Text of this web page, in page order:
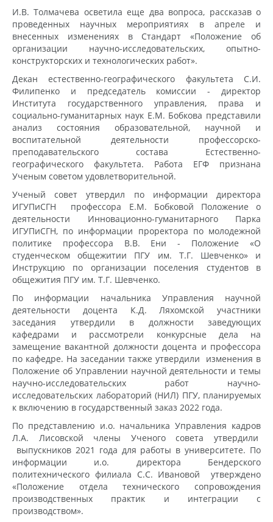
И.В. Толмачева осветила еще два вопроса, рассказав о
проведенных научных мероприятиях в апреле и
внесенных изменениях в Стандарт «Положение об
организации научно-исследовательских, опытно-
конструкторских и технологических работ».
Декан естественно-географического факультета С.И.
Филипенко и председатель комиссии - директор
Института государственного управления, права и
социально-гуманитарных наук Е.М. Бобкова представили
анализ состояния образовательной, научной и
воспитательной деятельности профессорско-
преподавательского состава Естественно-
географического факультета. Работа ЕГФ признана
Ученым советом удовлетворительной.
Ученый совет утвердил по информации директора
ИГУПиСГН профессора Е.М. Бобковой Положение о
деятельности Инновационно-гуманитарного Парка
ИГУПиСГН, по информации проректора по молодежной
политике профессора В.В. Ени - Положение «О
студенческом общежитии ПГУ им. Т.Г. Шевченко» и
Инструкцию по организации поселения студентов в
общежития ПГУ им. Т.Г. Шевченко.
По информации начальника Управления научной
деятельности доцента К.Д. Ляхомской участники
заседания утвердили в должности заведующих
кафедрами и рассмотрели конкурсные дела на
замещение вакантной должности доцента и профессора
по кафедре. На заседании также утвердили изменения в
Положение об Управлении научной деятельности и темы
научно-исследовательских работ научно-
исследовательских лабораторий (НИЛ) ПГУ, планируемых
к включению в государственный заказ 2022 года.
По представлению и.о. начальника Управления кадров
Л.А. Лисовской члены Ученого совета утвердили
выпускников 2021 года для работы в университете. По
информации и.о. директора Бендерского
политехнического филиала С.С. Ивановой утверждено
«Положение отдела технического сопровождения
производственных практик и интеграции с
производством».